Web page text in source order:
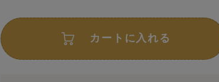
カートに入れる